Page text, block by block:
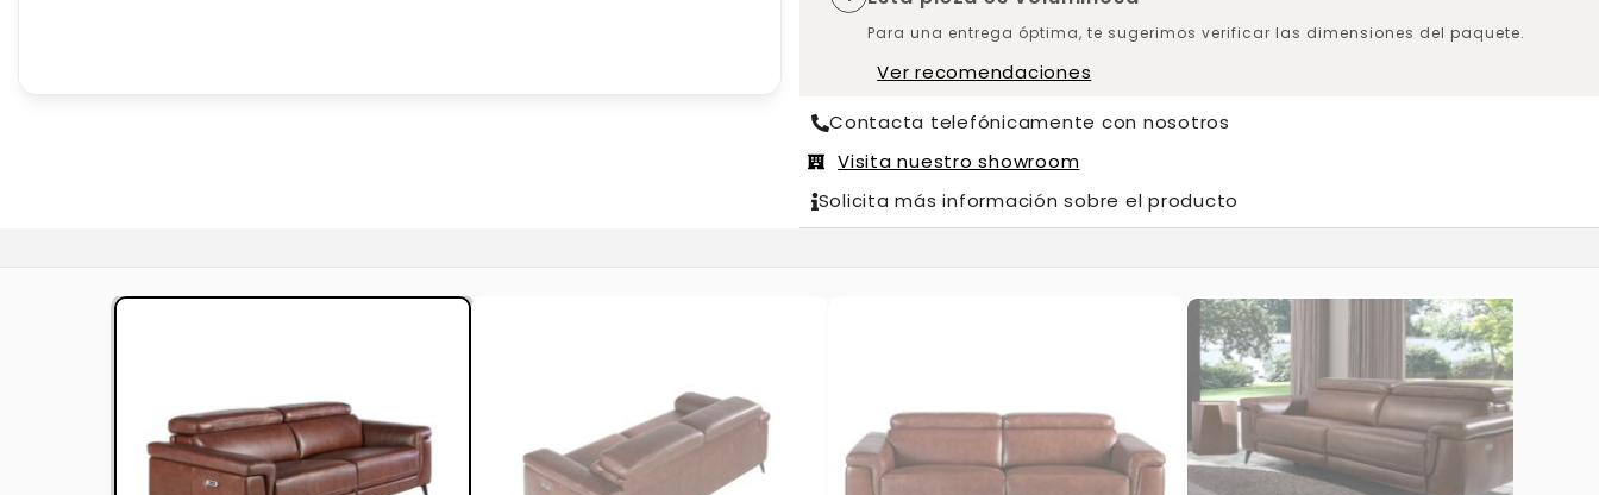
Para una entrega óptima, te sugerimos verificar las dimensiones del paquete.
Ver recomendaciones
Contacta telefónicamente con nosotros
Visita nuestro showroom
Solicita más información sobre el producto